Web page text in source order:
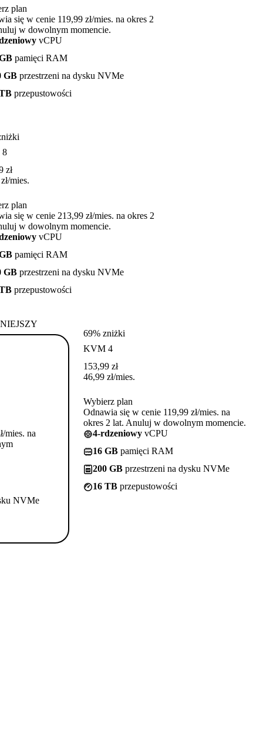
plan
się w cenie 119,99 zł/mies. na okres 2
w dowolnym momencie.
vCPU
pamięci RAM
GB przestrzeni na dysku NVMe
przepustowości
8
zł
zł/mies.
plan
się w cenie 213,99 zł/mies. na okres 2
w dowolnym momencie.
vCPU
pamięci RAM
GB przestrzeni na dysku NVMe
przepustowości
mies. na
NVMe
69% zniżki
KVM 4
153,99 zł
46,99 zł/mies.
Wybierz plan
Odnawia się w cenie 119,99 zł/mies. na
okres 2 lat. Anuluj w dowolnym momencie.
4-rdzeniowy vCPU
16 GB pamięci RAM
200 GB przestrzeni na dysku NVMe
16 TB przepustowości